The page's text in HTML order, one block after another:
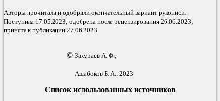
Авторы прочитали и одобрили окончательный вариант рукописи.
Поступила 17.05.2023; одобрена после рецензирования 26.06.2023;
принята к публикации 27.06.2023
© Закураев А. Ф.,
Ашабоков Б. А., 2023
Список использованных источников